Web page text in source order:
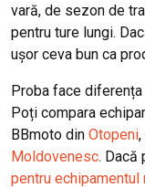
vară, de sezon de
pentru ture lungi.
ușor ceva bun ca
Proba face diferența
Poți compara
BBmoto din Otopeni,
Moldovenesc. Dacă
pentru